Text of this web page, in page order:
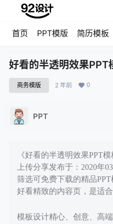
首页 PPT模版 简历模板
好看的半透明效果PPT
商务模版 2 年前 0
PPT
《好看的半透明效果PPT
上传分享发布于：2020年
筛选可免费下载的精品
好看精致的内容页，是适
模板设计精心、创意、高